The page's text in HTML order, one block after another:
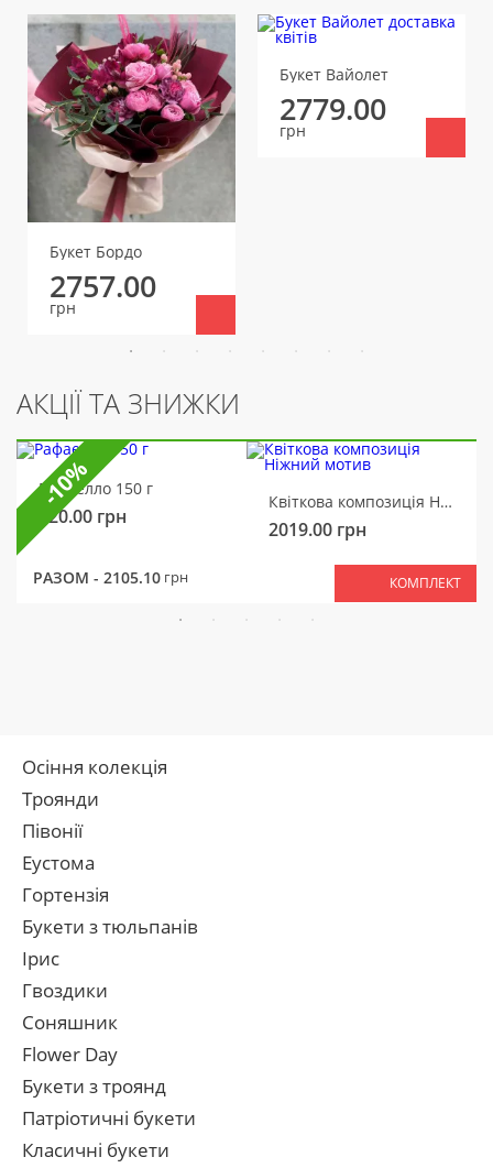
Букет Бордо
2757.00
грн
Букет Вайолет
2779.00
грн
АКЦІЇ ТА ЗНИЖКИ
Рафаелло 150 г
320.00 грн
Квіткова композиція Ніжний мотив
2019.00 грн
РАЗОМ - 2105.10 грн КОМПЛЕКТ
-10%
Осіння колекція
Троянди
Півонії
Еустома
Гортензія
Букети з тюльпанів
Ірис
Гвоздики
Соняшник
Flower Day
Букети з троянд
Патріотичні букети
Класичні букети